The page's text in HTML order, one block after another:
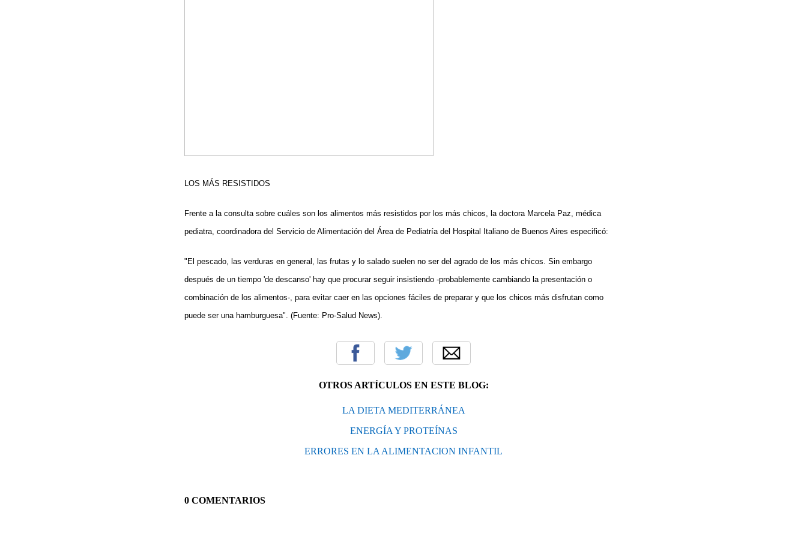
LOS MÁS RESISTIDOS
Frente a la consulta sobre cuáles son los alimentos más resistidos por los más chicos, la doctora Marcela Paz, médica
pediatra, coordinadora del Servicio de Alimentación del Área de Pediatría del Hospital Italiano de Buenos Aires especificó:
"El pescado, las verduras en general, las frutas y lo salado suelen no ser del agrado de los más chicos. Sin embargo
después de un tiempo 'de descanso' hay que procurar seguir insistiendo -probablemente cambiando la presentación o
combinación de los alimentos-, para evitar caer en las opciones fáciles de preparar y que los chicos más disfrutan como
puede ser una hamburguesa". (Fuente: Pro-Salud News)
OTROS ARTÍCULOS EN ESTE BLOG:
LA DIETA MEDITERRÁNEA
ENERGÍA Y PROTEÍNAS
ERRORES EN LA ALIMENTACION INFANTIL
0 COMENTARIOS